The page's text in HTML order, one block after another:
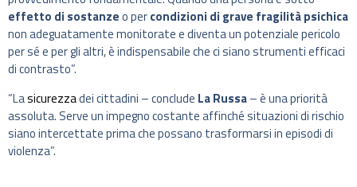
effetto di sostanzeo percondizioni di grave fragilità psichica
non adeguatamente monitorate e diventa un potenziale pericolo
per sé e per gli altri, è indispensabile che ci siano strumenti efficaci
di contrasto”.
“Lasicurezzadei cittadini – conclude La Russa– è una priorità
assoluta. Serve un impegno costante affinché situazioni di rischio
siano intercettate prima che possano trasformarsi in episodi di
violenza”.